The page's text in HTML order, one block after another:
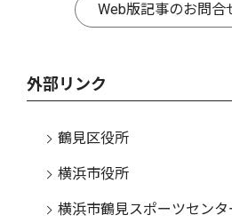
Web版記事のお問合
外部リンク
鶴見区役所
横浜市役所
横浜市鶴見スポーツセンタ